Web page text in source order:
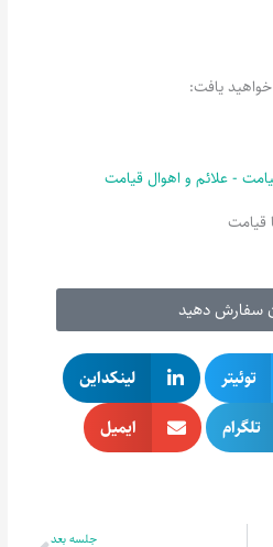
یافت:
قیامت
سفارش دهید
توئیتر
لینکداین
تلگرام
ایمیل
جلسه بعد